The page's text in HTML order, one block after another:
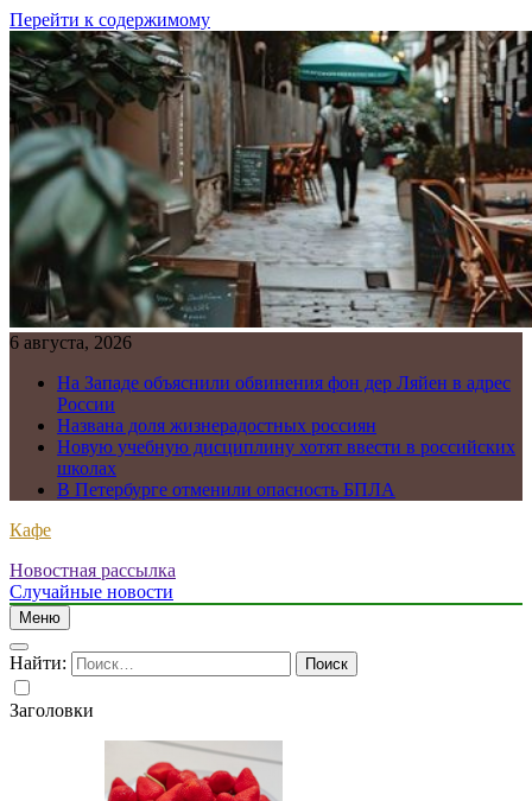
Перейти к содержимому
6 августа, 2026
На Западе объяснили обвинения фон дер Ляйен в адрес
России
Названа доля жизнерадостных россиян
Новую учебную дисциплину хотят ввести в российских
школах
В Петербурге отменили опасность БПЛА
Кафе
Новостная рассылка
Случайные новости
Меню
Найти:
Заголовки